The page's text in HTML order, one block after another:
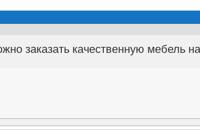
заказать качественную мебель